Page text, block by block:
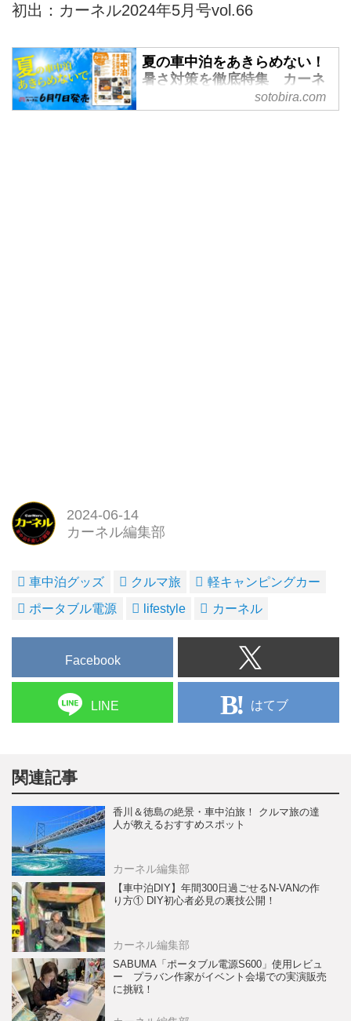
初出：カーネル2024年5月号vol.66
夏の車中泊をあきらめない！
暑さ対策を徹底特集 カーネ
ル7月号が6月9日発売 -
SOTOBIRA
sotobira.com
2024-06-14
カーネル編集部
車中泊グッズ クルマ旅
軽キャンピングカー
ポータブル電源
lifestyle カーネル
Facebook
LINE はてブ
関連記事
香川＆徳島の絶景・車中泊旅！ クルマ旅の達
人が教えるおすすめスポット
カーネル編集部
【車中泊DIY】年間300日過ごせるN-VANの作
り方① DIY初心者必見の裏技公開！
カーネル編集部
SABUMA「ポータブル電源S600」使用レビュ
ー プラバン作家がイベント会場での実演販売
に挑戦！